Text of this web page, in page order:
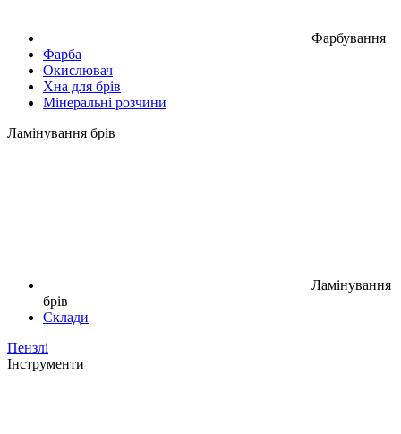
Фарбування
Фарба
Окислювач
Хна для брів
Мінеральні розчини
Ламінування брів
Ламінування
брів
Склади
Пензлі
Інструменти